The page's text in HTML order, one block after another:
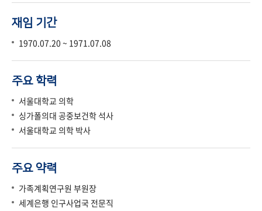
재임 기간
1970.07.20 ~ 1971.07.08
주요 학력
서울대학교 의학
싱가폴의대 공중보건학 석사
서울대학교 의학 박사
주요 약력
가족계획연구원 부원장
세계은행 인구사업국 전문직